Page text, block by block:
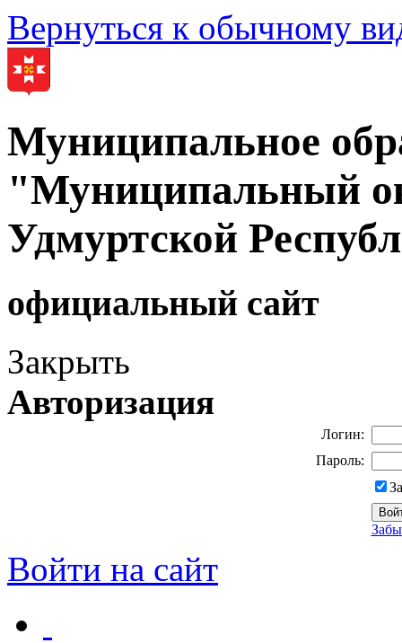
Вернуться к обычному
Муниципальное
"Муниципальный
Удмуртской
официальный сайт
Закрыть
Авторизация
Логин:
Пароль:
Войти на сайт